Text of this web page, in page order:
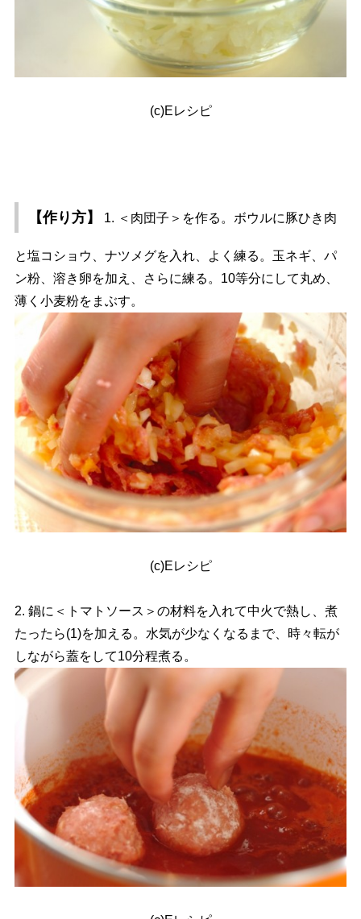
(c)Eレシピ
【作り方】 1. ＜肉団子＞を作る。ボウルに豚ひき肉
と塩コショウ、ナツメグを入れ、よく練る。玉ネギ、パ
ン粉、溶き卵を加え、さらに練る。10等分にして丸め、
薄く小麦粉をまぶす。
(c)Eレシピ
2. 鍋に＜トマトソース＞の材料を入れて中火で熱し、煮
たったら(1)を加える。水気が少なくなるまで、時々転が
しながら蓋をして10分程煮る。